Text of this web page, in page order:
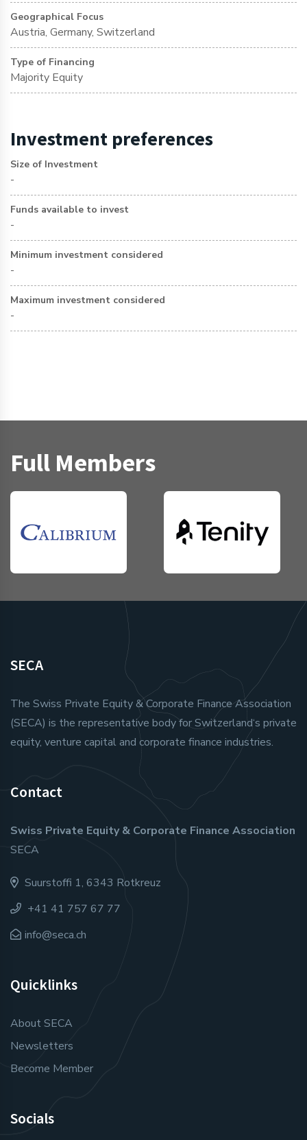
Geographical Focus
Austria, Germany, Switzerland
Type of Financing
Majority Equity
Investment preferences
Size of Investment
-
Funds available to invest
-
Minimum investment considered
-
Maximum investment considered
-
Full Members
SECA
The Swiss Private Equity & Corporate Finance Association
(SECA) is the representative body for Switzerland‘s private
equity, venture capital and corporate finance industries.
Contact
Swiss Private Equity & Corporate Finance Association
SECA
Suurstoffi 1, 6343 Rotkreuz
+41 41 757 67 77
info@seca.ch
Quicklinks
About SECA
Newsletters
Become Member
Socials